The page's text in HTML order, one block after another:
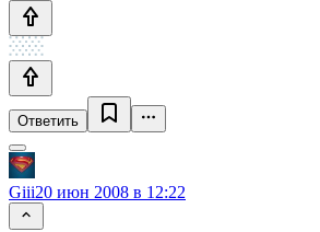
Ответить
Giii20 июн 2008 в 12:22